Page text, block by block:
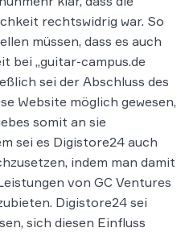
rechtswidrig war. So
müssen, dass es auch
bei „guitar-campus.de
sei der Abschluss des
Website möglich gewesen,
somit an sie
sei es Digistore24 auch
indem man damit
von GC Ventures
Digistore24 sei
sich diesen Einfluss